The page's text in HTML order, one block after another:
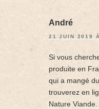
André
21 JUIN 2019
Si vous
produite en
qui a mangé
trouverez en
Nature Viande.